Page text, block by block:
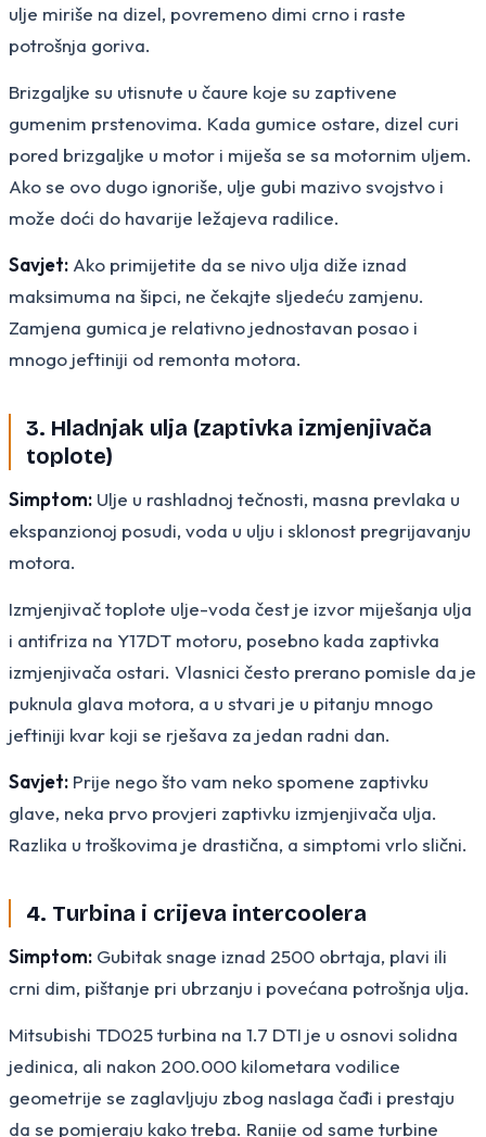
ulje miriše na dizel, povremeno dimi crno i raste
potrošnja goriva.
Brizgaljke su utisnute u čaure koje su zaptivene
gumenim prstenovima. Kada gumice ostare, dizel curi
pored brizgaljke u motor i miješa se sa motornim uljem.
Ako se ovo dugo ignoriše, ulje gubi mazivo svojstvo i
može doći do havarije ležajeva radilice.
Savjet: Ako primijetite da se nivo ulja diže iznad
maksimuma na šipci, ne čekajte sljedeću zamjenu.
Zamjena gumica je relativno jednostavan posao i
mnogo jeftiniji od remonta motora.
3. Hladnjak ulja (zaptivka izmjenjivača
toplote)
Simptom: Ulje u rashladnoj tečnosti, masna prevlaka u
ekspanzionoj posudi, voda u ulju i sklonost pregrijavanju
motora.
Izmjenjivač toplote ulje-voda čest je izvor miješanja ulja
i antifriza na Y17DT motoru, posebno kada zaptivka
izmjenjivača ostari. Vlasnici često prerano pomisle da je
puknula glava motora, a u stvari je u pitanju mnogo
jeftiniji kvar koji se rješava za jedan radni dan.
Savjet: Prije nego što vam neko spomene zaptivku
glave, neka prvo provjeri zaptivku izmjenjivača ulja.
Razlika u troškovima je drastična, a simptomi vrlo slični.
4. Turbina i crijeva intercoolera
Simptom: Gubitak snage iznad 2500 obrtaja, plavi ili
crni dim, pištanje pri ubrzanju i povećana potrošnja ulja.
Mitsubishi TD025 turbina na 1.7 DTI je u osnovi solidna
jedinica, ali nakon 200.000 kilometara vodilice
geometrije se zaglavljuju zbog naslaga čađi i prestaju
da se pomjeraju kako treba. Ranije od same turbine